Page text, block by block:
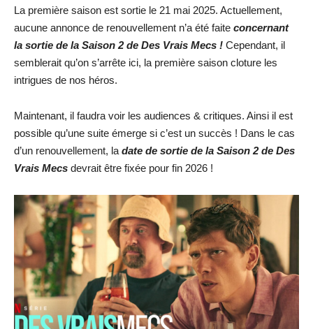
La première saison est sortie le 21 mai 2025. Actuellement,
aucune annonce de renouvellement n’a été faite concernant
la sortie de la Saison 2 de Des Vrais Mecs ! Cependant, il
semblerait qu’on s’arrête ici, la première saison cloture les
intrigues de nos héros.
Maintenant, il faudra voir les audiences & critiques. Ainsi il est
possible qu’une suite émerge si c’est un succès ! Dans le cas
d’un renouvellement, la date de sortie de la Saison 2 de Des
Vrais Mecs devrait être fixée pour fin 2026 !